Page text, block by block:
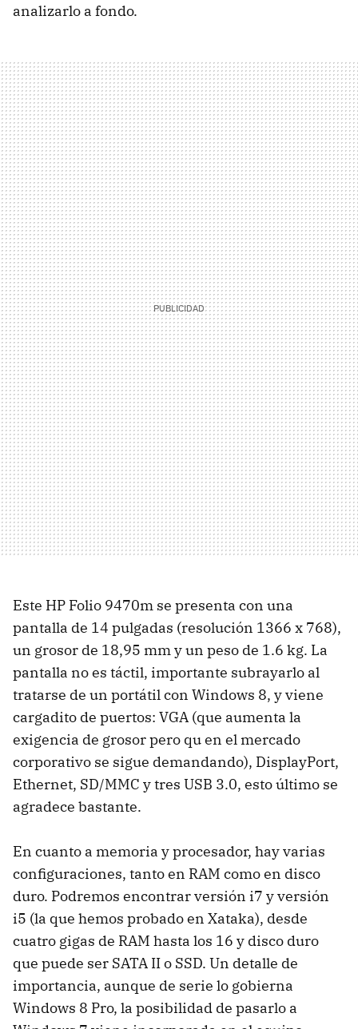
analizarlo a fondo.
Este HP Folio 9470m se presenta con una
pantalla de 14 pulgadas (resolución 1366 x 768),
un grosor de 18,95 mm y un peso de 1.6 kg. La
pantalla no es táctil, importante subrayarlo al
tratarse de un portátil con Windows 8, y viene
cargadito de puertos: VGA (que aumenta la
exigencia de grosor pero qu en el mercado
corporativo se sigue demandando), DisplayPort,
Ethernet, SD/MMC y tres USB 3.0, esto último se
agradece bastante.
En cuanto a memoria y procesador, hay varias
configuraciones, tanto en RAM como en disco
duro. Podremos encontrar versión i7 y versión
i5 (la que hemos probado en Xataka), desde
cuatro gigas de RAM hasta los 16 y disco duro
que puede ser SATA II o SSD. Un detalle de
importancia, aunque de serie lo gobierna
Windows 8 Pro, la posibilidad de pasarlo a